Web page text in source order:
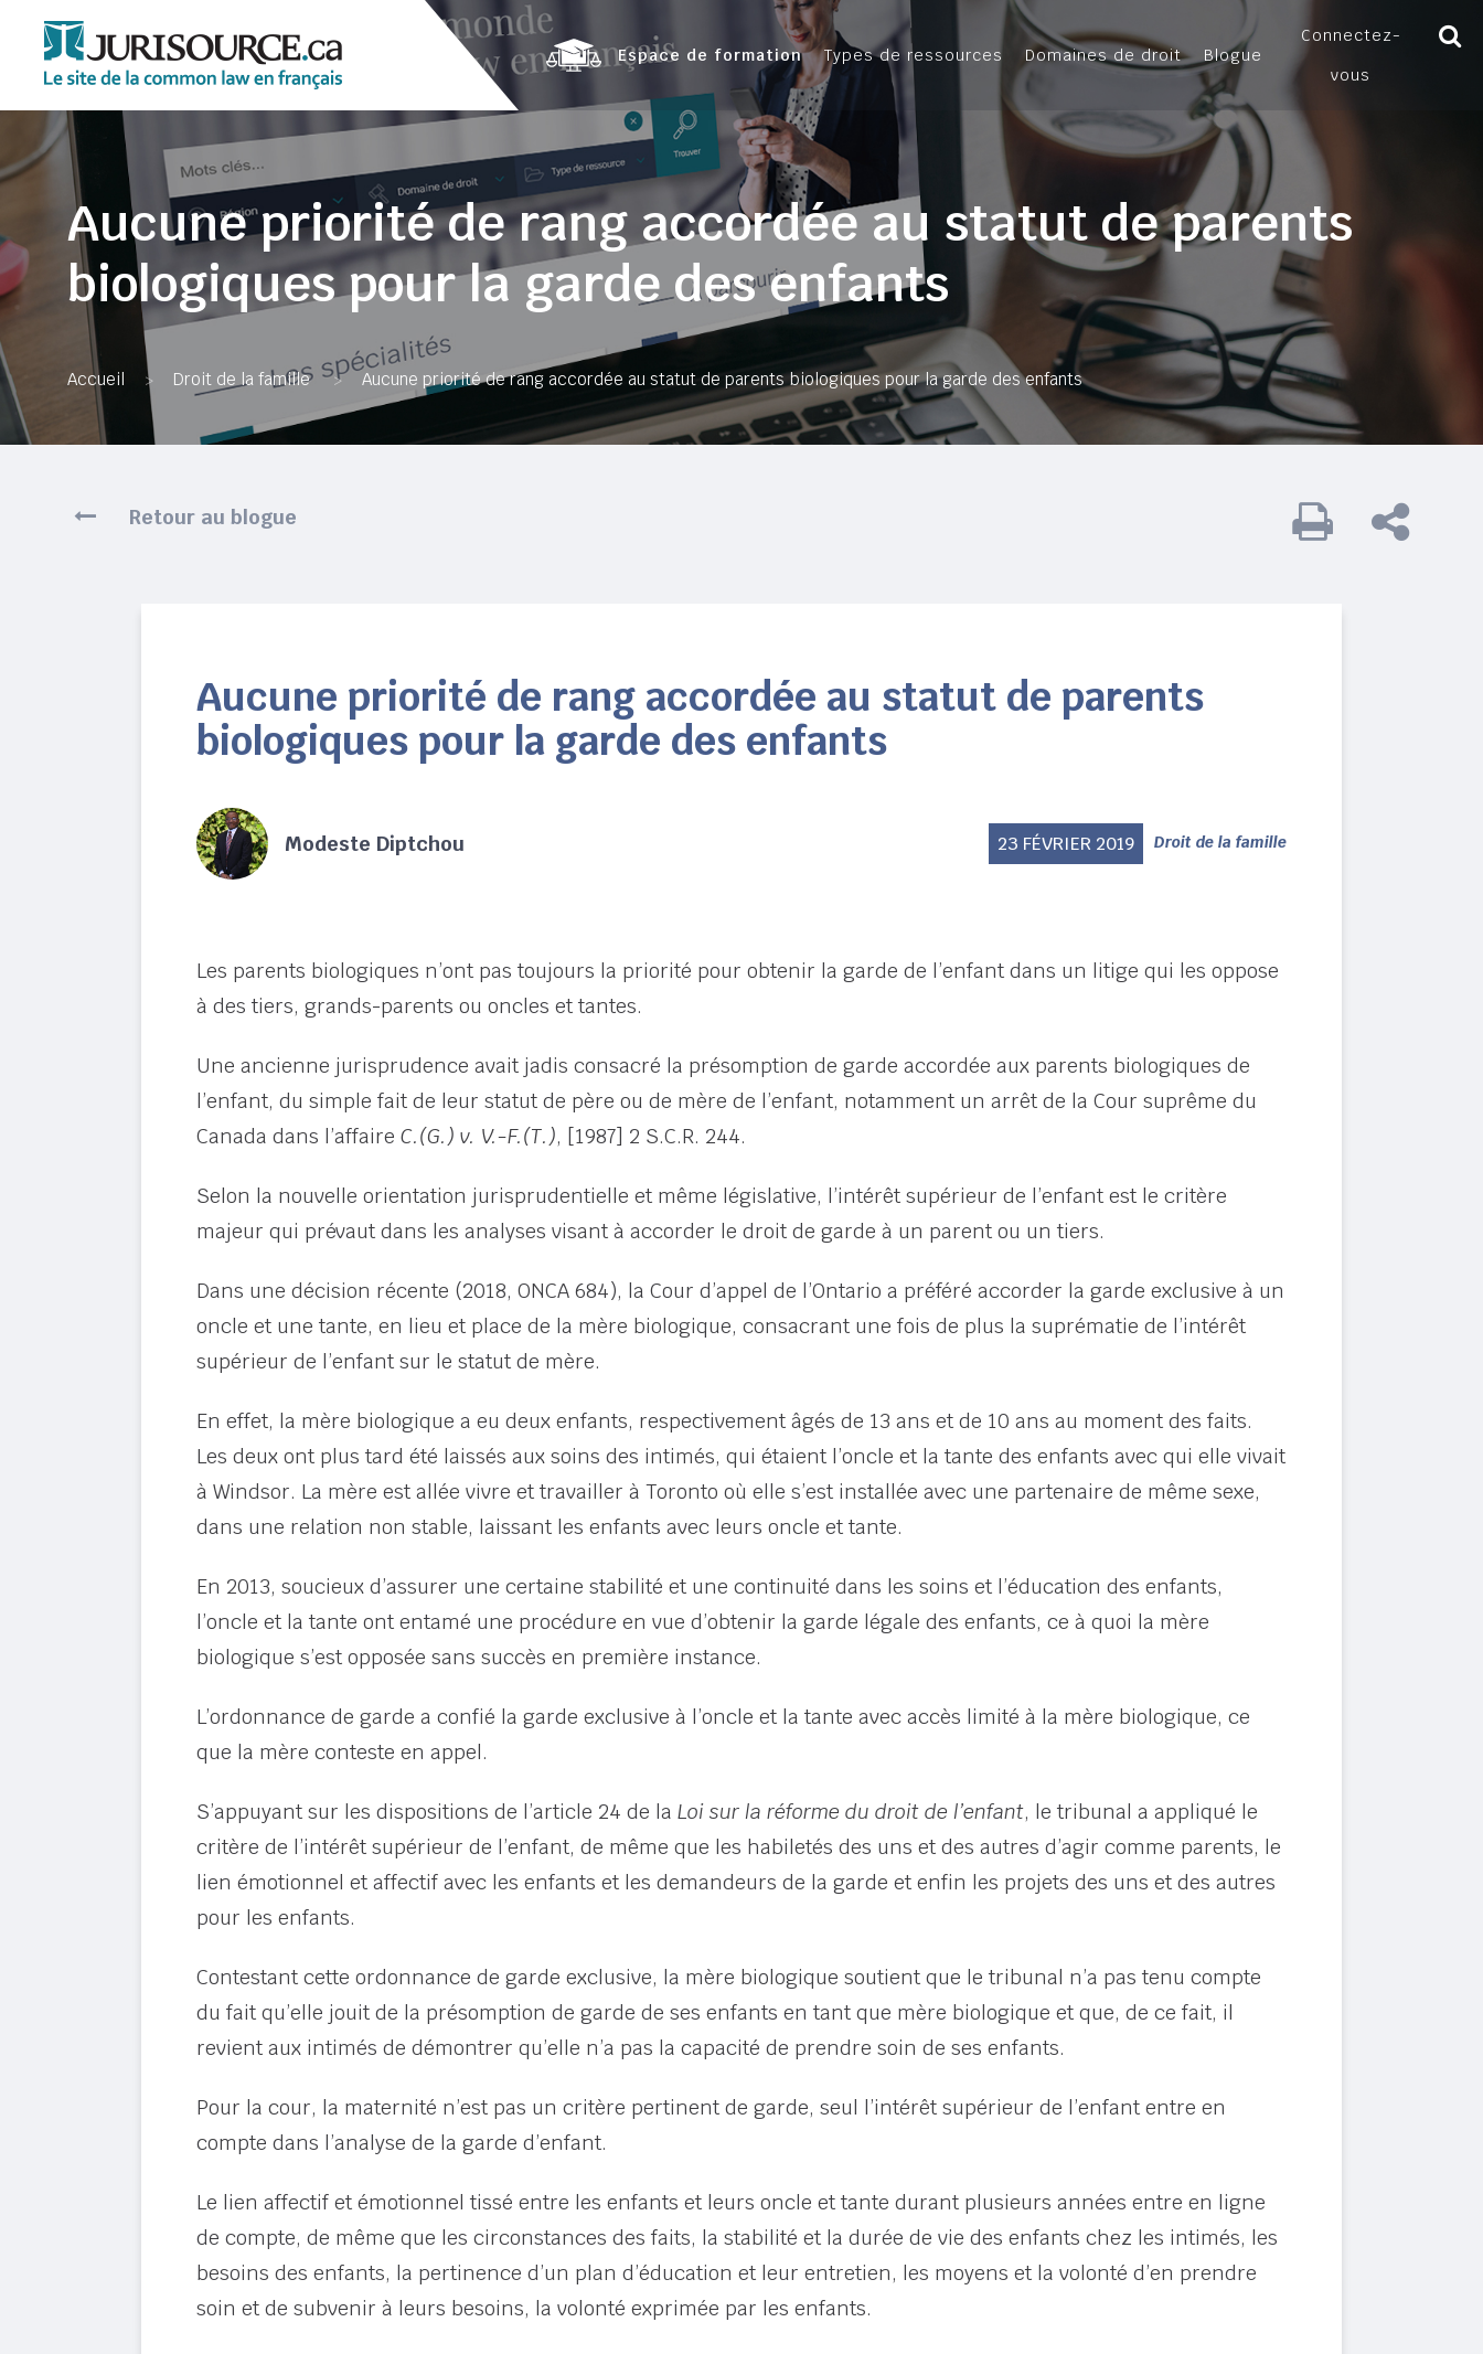
Connectez-
vous
Espace de formation Types de ressources Domaines de droit Blogue
Aucune priorité de rang accordée au statut de parents
biologiques pour la garde des enfants
Accueil > Droit de la famille > Aucune priorité de rang accordée au statut de parents biologiques pour la garde des enfants
Retour au blogue
Aucune priorité de rang accordée au statut de parents
biologiques pour la garde des enfants
Modeste Diptchou 23 FÉVRIER 2019 Droit de la famille
Les parents biologiques n’ont pas toujours la priorité pour obtenir la garde de l’enfant dans un litige qui les oppose
à des tiers, grands-parents ou oncles et tantes.
Une ancienne jurisprudence avait jadis consacré la présomption de garde accordée aux parents biologiques de
l’enfant, du simple fait de leur statut de père ou de mère de l’enfant, notamment un arrêt de la Cour suprême du
Canada dans l’affaire C.(G.) v. V.-F.(T.), [1987] 2 S.C.R. 244.
Selon la nouvelle orientation jurisprudentielle et même législative, l’intérêt supérieur de l’enfant est le critère
majeur qui prévaut dans les analyses visant à accorder le droit de garde à un parent ou un tiers.
Dans une décision récente (2018, ONCA 684), la Cour d’appel de l’Ontario a préféré accorder la garde exclusive à un
oncle et une tante, en lieu et place de la mère biologique, consacrant une fois de plus la suprématie de l’intérêt
supérieur de l’enfant sur le statut de mère.
En effet, la mère biologique a eu deux enfants, respectivement âgés de 13 ans et de 10 ans au moment des faits.
Les deux ont plus tard été laissés aux soins des intimés, qui étaient l’oncle et la tante des enfants avec qui elle vivait
à Windsor. La mère est allée vivre et travailler à Toronto où elle s’est installée avec une partenaire de même sexe,
dans une relation non stable, laissant les enfants avec leurs oncle et tante.
En 2013, soucieux d’assurer une certaine stabilité et une continuité dans les soins et l’éducation des enfants,
l’oncle et la tante ont entamé une procédure en vue d’obtenir la garde légale des enfants, ce à quoi la mère
biologique s’est opposée sans succès en première instance.
L’ordonnance de garde a confié la garde exclusive à l’oncle et la tante avec accès limité à la mère biologique, ce
que la mère conteste en appel.
S’appuyant sur les dispositions de l’article 24 de la Loi sur la réforme du droit de l’enfant, le tribunal a appliqué le
critère de l’intérêt supérieur de l’enfant, de même que les habiletés des uns et des autres d’agir comme parents, le
lien émotionnel et affectif avec les enfants et les demandeurs de la garde et enfin les projets des uns et des autres
pour les enfants.
Contestant cette ordonnance de garde exclusive, la mère biologique soutient que le tribunal n’a pas tenu compte
du fait qu’elle jouit de la présomption de garde de ses enfants en tant que mère biologique et que, de ce fait, il
revient aux intimés de démontrer qu’elle n’a pas la capacité de prendre soin de ses enfants.
Pour la cour, la maternité n’est pas un critère pertinent de garde, seul l’intérêt supérieur de l’enfant entre en
compte dans l’analyse de la garde d’enfant.
Le lien affectif et émotionnel tissé entre les enfants et leurs oncle et tante durant plusieurs années entre en ligne
de compte, de même que les circonstances des faits, la stabilité et la durée de vie des enfants chez les intimés, les
besoins des enfants, la pertinence d’un plan d’éducation et leur entretien, les moyens et la volonté d’en prendre
soin et de subvenir à leurs besoins, la volonté exprimée par les enfants.